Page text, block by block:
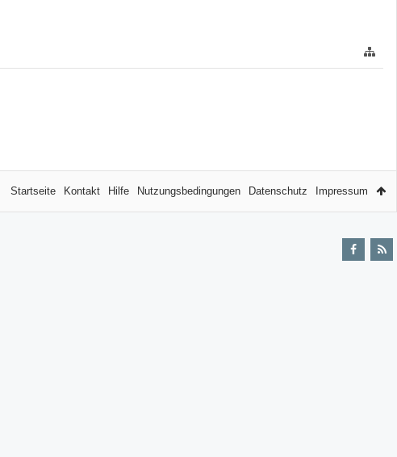
Startseite Kontakt Hilfe Nutzungsbedingungen Datenschutz Impressum